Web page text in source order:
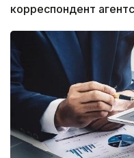
корреспондент